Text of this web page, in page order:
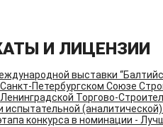
И ЛИЦЕНЗИИ